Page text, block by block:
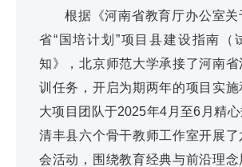
根据《河南省教育厅办公室
省“国培计划”项目县建设指南（
知》，北京师范大学承接了河南
训任务，开启为期两年的项目实
大项目团队于2025年4月至6月精心
清丰县六个骨干教师工作室开展
会活动，围绕教育经典与前沿理念